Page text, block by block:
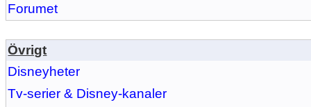
Forumet
Övrigt
Disneyheter
Tv-serier & Disney-kanaler